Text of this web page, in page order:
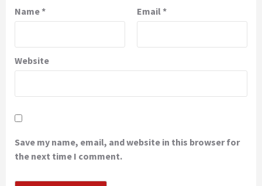
Name* Email *
Website
Save my name, email, and website in this browser for
the next time I comment.